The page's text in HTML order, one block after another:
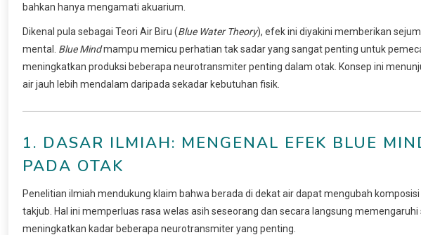
bahkan hanya mengamati akuarium.
Dikenal pula sebagai Teori Air Biru (Blue Water Theory), efek ini diyakini memberikan
mental. Blue Mindmampu memicu perhatian tak sadar yang sangat penting untuk
meningkatkan produksi beberapa neurotransmiter penting dalam otak. Konsep ini
air jauh lebih mendalam daripada sekadar kebutuhan fisik.
1. DASAR ILMIAH: MENGENAL EFEK BLUE
PADA OTAK
Penelitian ilmiah mendukung klaim bahwa berada di dekat air dapat mengubah
takjub. Hal ini memperluas rasa welas asih seseorang dan secara langsung
meningkatkan kadar beberapa neurotransmiter yang penting.